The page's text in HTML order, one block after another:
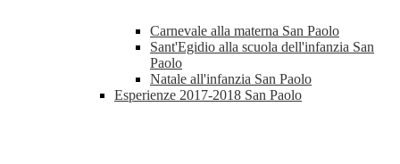
Carnevale alla materna San Paolo
Sant'Egidio alla scuola dell'infanzia San
Paolo
Natale all'infanzia San Paolo
Esperienze 2017-2018 San Paolo